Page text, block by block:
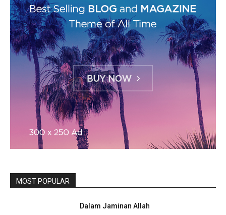
MOST POPULAR
Dalam Jaminan Allah